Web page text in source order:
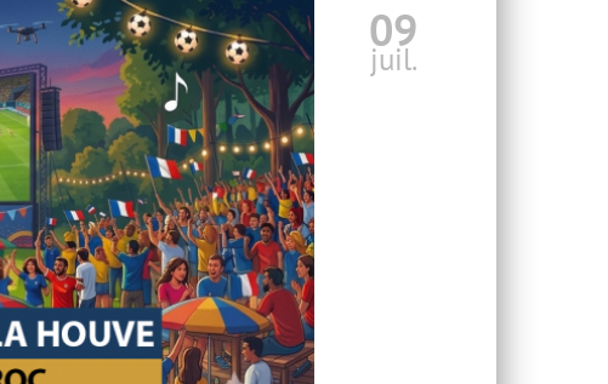
TV LOCALE
09
juil.